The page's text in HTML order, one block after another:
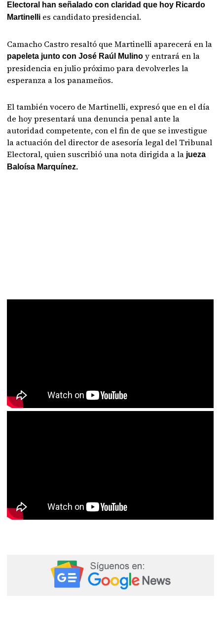
Electoral han señalado con claridad que hoy Ricardo
Martinelli es candidato presidencial.
Camacho Castro resaltó que Martinelli aparecerá en la
papeleta junto con José Raúl Mulino y entrará en la
presidencia en julio próximo para devolverles la
esperanza a los panameños.
El también vocero de Martinelli, expresó que en el día
de hoy presentará una denuncia penal ante la
autoridad competente, con el fin de que se investigue
la actuación del director de asesoría legal del Tribunal
Electoral, quien suscribió una nota dirigida a la jueza
Baloísa Marquínez.